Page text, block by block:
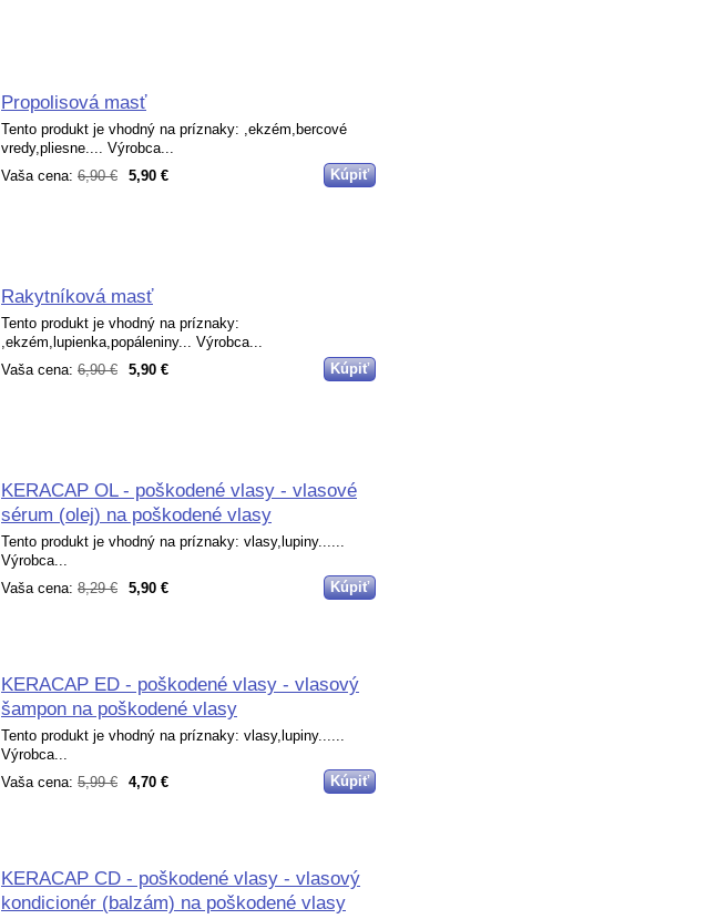
Propolisová masť
Tento produkt je vhodný na príznaky: ,ekzém,bercové
vredy,pliesne.... Výrobca...
Vaša cena: 6,90 € 5,90 €
Rakytníková masť
Tento produkt je vhodný na príznaky:
,ekzém,lupienka,popáleniny... Výrobca...
Vaša cena: 6,90 € 5,90 €
KERACAP OL - poškodené vlasy - vlasové
sérum (olej) na poškodené vlasy
Tento produkt je vhodný na príznaky: vlasy,lupiny......
Výrobca...
Vaša cena: 8,29 € 5,90 €
KERACAP ED - poškodené vlasy - vlasový
šampon na poškodené vlasy
Tento produkt je vhodný na príznaky: vlasy,lupiny......
Výrobca...
Vaša cena: 5,99 € 4,70 €
KERACAP CD - poškodené vlasy - vlasový
kondicionér (balzám) na poškodené vlasy